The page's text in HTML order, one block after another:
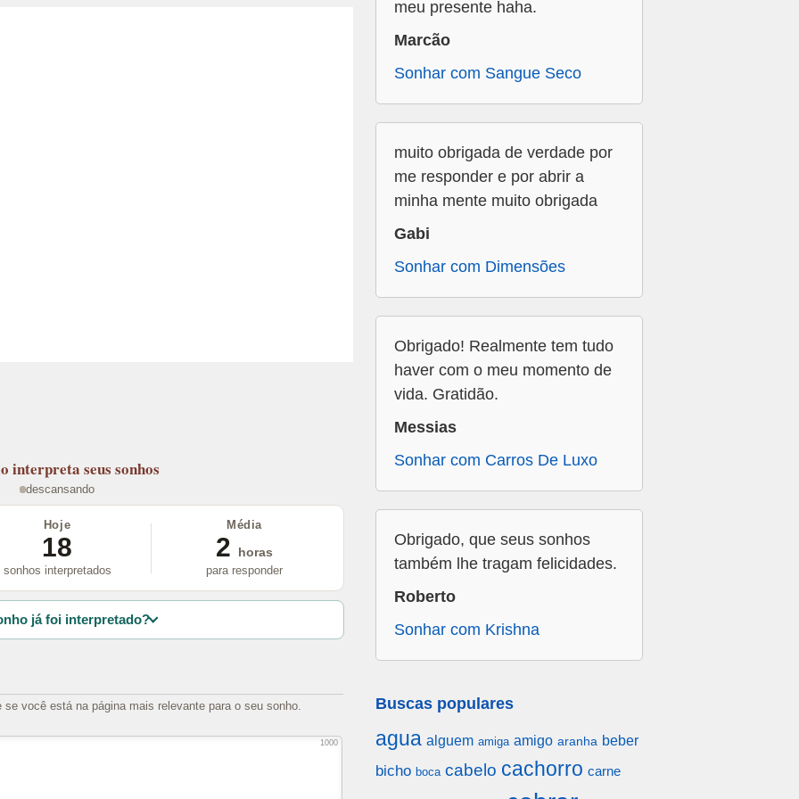
interpreta seus sonhos
descansando
Hoje
18
sonhos interpretados
Média
2
horas
para responder
já foi interpretado?
você está na página mais relevante para o seu sonho.
1000
meu presente haha.
Marcão
Sonhar com Sangue Seco
muito obrigada de verdade por
me responder e por abrir a
minha mente muito obrigada
Gabi
Sonhar com Dimensões
Obrigado! Realmente tem tudo
haver com o meu momento de
vida. Gratidão.
Messias
Sonhar com Carros De Luxo
Obrigado, que seus sonhos
também lhe tragam felicidades.
Roberto
Sonhar com Krishna
Buscas populares
agua alguem amiga amigo aranha beber
bicho boca cabelo cachorro carne